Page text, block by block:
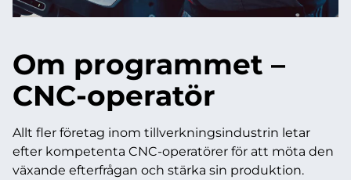
Om programmet –
CNC-operatör
Allt fler företag inom tillverkningsindustrin letar
efter kompetenta CNC-operatörer för att möta den
växande efterfrågan och stärka sin produktion.